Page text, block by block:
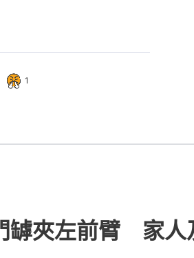
1
罅夾左前臂 家人